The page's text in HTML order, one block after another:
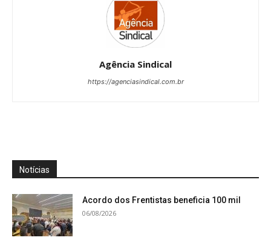
Agência Sindical
https://agenciasindical.com.br
Notícias
Acordo dos Frentistas beneficia 100 mil
06/08/2026